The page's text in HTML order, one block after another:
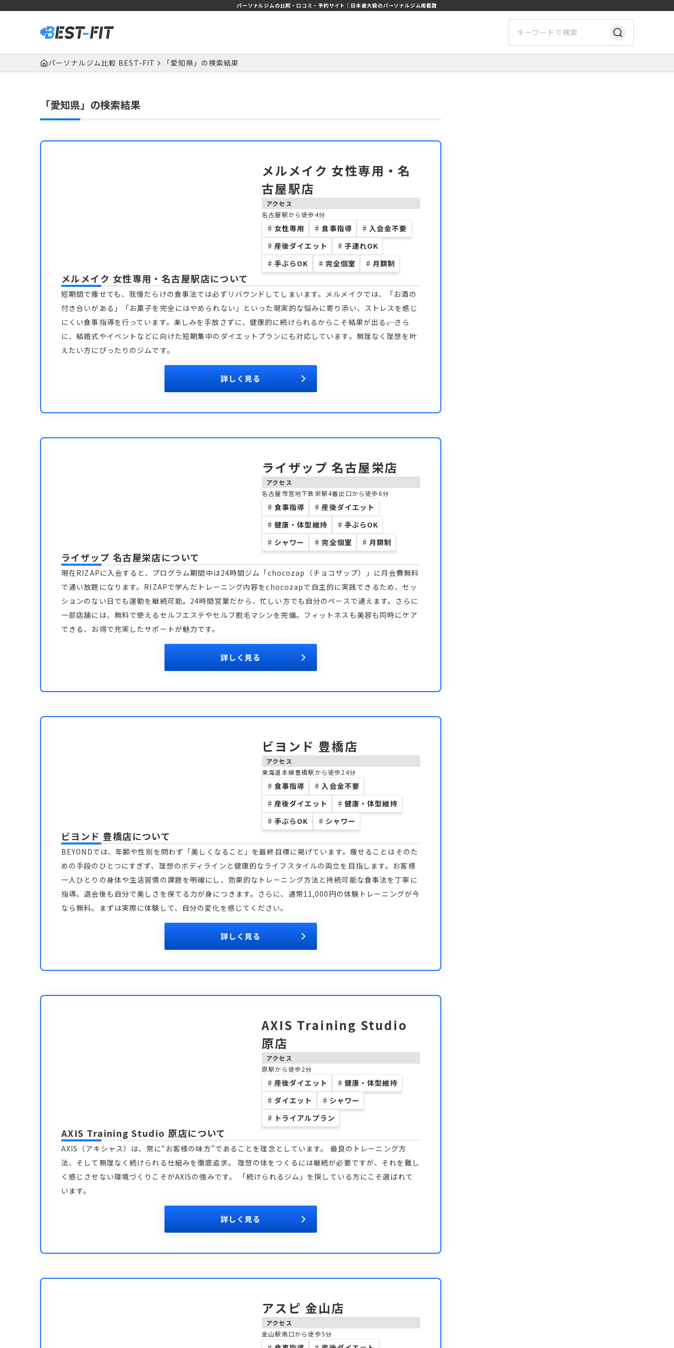
パーソナルジムの比較・口コミ・予約サイト｜日本最大級のパーソナルジム掲載数
パーソナルジム比較 BEST-FIT 「愛知県」の検索結果
「愛知県」の検索結果
メルメイク 女性専用・名
古屋駅店
アクセス
名古屋駅から徒歩4分
♯ 女性専用 ♯ 食事指導 ♯ 入会金不要
♯ 産後ダイエット ♯ 子連れOK
♯ 手ぶらOK ♯ 完全個室 ♯ 月額制
メルメイク 女性専用・名古屋駅店について
短期間で痩せても、我慢だらけの食事法では必ずリバウンドしてしまいます。メルメイクでは、「お酒の
付き合いがある」「お菓子を完全にはやめられない」といった現実的な悩みに寄り添い、ストレスを感じ
にくい食事指導を行っています。楽しみを手放さずに、健康的に続けられるからこそ結果が出る――。さら
に、結婚式やイベントなどに向けた短期集中のダイエットプランにも対応しています。無理なく理想を叶
えたい方にぴったりのジムです。
詳しく見る
ライザップ 名古屋栄店
アクセス
名古屋市営地下鉄栄駅4番出口から徒歩6分
♯ 食事指導 ♯ 産後ダイエット
♯ 健康・体型維持 ♯ 手ぶらOK
♯ シャワー ♯ 完全個室 ♯ 月額制
ライザップ 名古屋栄店について
現在RIZAPに入会すると、プログラム期間中は24時間ジム「chocozap（チョコザップ）」に月会費無料
で通い放題になります。RIZAPで学んだトレーニング内容をchocozapで自主的に実践できるため、セッ
ションのない日でも運動を継続可能。24時間営業だから、忙しい方でも自分のペースで通えます。さらに
一部店舗には、無料で使えるセルフエステやセルフ脱毛マシンを完備。フィットネスも美容も同時にケア
できる、お得で充実したサポートが魅力です。
詳しく見る
ビヨンド 豊橋店
アクセス
東海道本線豊橋駅から徒歩24分
♯ 食事指導 ♯ 入会金不要
♯ 産後ダイエット ♯ 健康・体型維持
♯ 手ぶらOK ♯ シャワー
ビヨンド 豊橋店について
BEYONDでは、年齢や性別を問わず「美しくなること」を最終目標に掲げています。痩せることはそのた
めの手段のひとつにすぎず、理想のボディラインと健康的なライフスタイルの両立を目指します。お客様
一人ひとりの身体や生活習慣の課題を明確にし、効果的なトレーニング方法と持続可能な食事法を丁寧に
指導。退会後も自分で美しさを保てる力が身につきます。さらに、通常11,000円の体験トレーニングが今
なら無料。まずは実際に体験して、自分の変化を感じてください。
詳しく見る
AXIS Training Studio
原店
アクセス
原駅から徒歩2分
♯ 産後ダイエット ♯ 健康・体型維持
♯ ダイエット ♯ シャワー
♯ トライアルプラン
AXIS Training Studio 原店について
AXIS（アキシャス）は、常に“お客様の味方”であることを理念としています。 最良のトレーニング方
法、そして無理なく続けられる仕組みを徹底追求。 理想の体をつくるには継続が必要ですが、それを難し
く感じさせない環境づくりこそがAXISの強みです。 「続けられるジム」を探している方にこそ選ばれて
います。
詳しく見る
アスピ 金山店
アクセス
金山駅南口から徒歩5分